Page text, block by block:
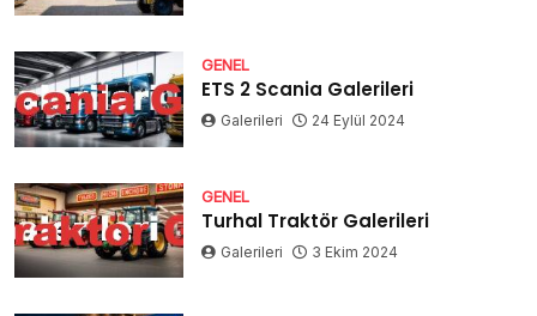
GENEL
ETS 2 Scania Galerileri
Galerileri 24 Eylül 2024
GENEL
Turhal Traktör Galerileri
Galerileri 3 Ekim 2024